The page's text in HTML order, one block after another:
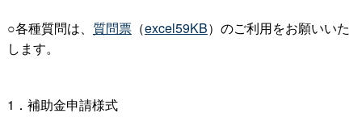
○各種質問は、 質問票（excel59KB）のご利用をお願いいた
します。
1．補助金申請様式